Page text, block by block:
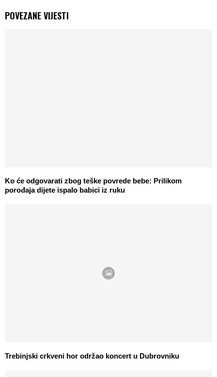
POVEZANE VIJESTI
Ko će odgovarati zbog teške povrede bebe: Prilikom
porođaja dijete ispalo babici iz ruku
Trebinjski crkveni hor održao koncert u Dubrovniku